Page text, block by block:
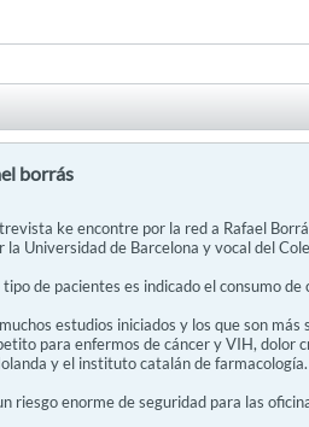
borrás
ke encontre por la red a Rafael
la Universidad de Barcelona y vocal del
de pacientes es indicado el consumo de
estudios iniciados y los que son
para enfermos de cáncer y VIH, dolor
y el instituto catalán de farmacología.
riesgo enorme de seguridad para las